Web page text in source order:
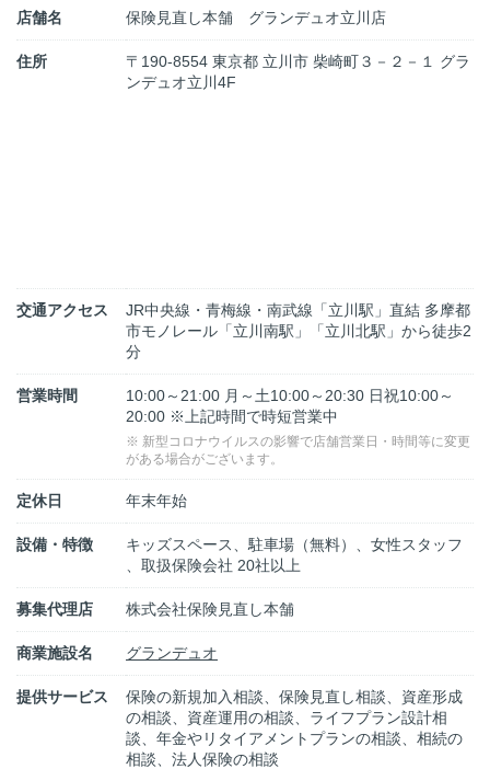
店舗名 保険見直し本舗 グランデュオ立川店
住所
〒190-8554 東京都 立川市 柴崎町３－２－１ グラ
ンデュオ立川4F
交通アクセス
JR中央線・青梅線・南武線「立川駅」直結 多摩都
市モノレール「立川南駅」「立川北駅」から徒歩2
分
営業時間
10:00～21:00 月～土10:00～20:30 日祝10:00～
20:00 ※上記時間で時短営業中
※ 新型コロナウイルスの影響で店舗営業日・時間等に変更
がある場合がございます。
定休日 年末年始
設備・特徴
キッズスペース、駐車場（無料）、女性スタッフ
、取扱保険会社 20社以上
募集代理店 株式会社保険見直し本舗
商業施設名 グランデュオ
提供サービス
保険の新規加入相談、保険見直し相談、資産形成
の相談、資産運用の相談、ライフプラン設計相
談、年金やリタイアメントプランの相談、相続の
相談、法人保険の相談